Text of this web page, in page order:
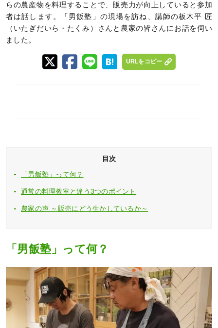
らの農産物を料理することで、販売力が向上していると参加
者は話します。「男飯塾」の現場を訪ね、講師の板木平 匠
（いたぎだいら・たくみ）さんと農家の皆さんにお話を伺い
ました。
URLをコピー
目次
「男飯塾」って何？
通常の料理教室と違う3つのポイント
農家の声 ～販売にどう生かしているか～
「男飯塾」って何？